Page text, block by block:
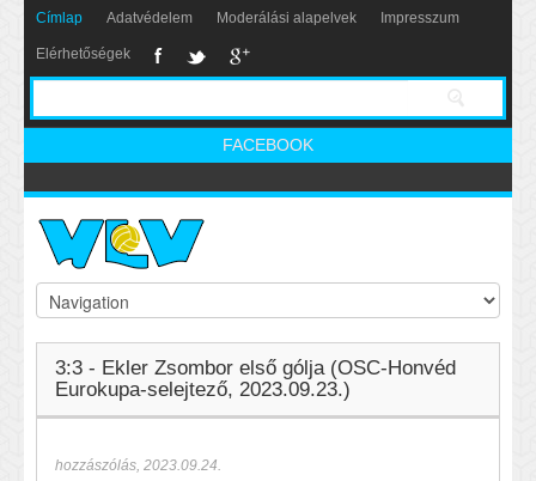
Címlap Adatvédelem Moderálási alapelvek Impresszum
Elérhetőségek
FACEBOOK
3:3 - Ekler Zsombor első gólja (OSC-Honvéd
Eurokupa-selejtező, 2023.09.23.)
hozzászólás, 2023.09.24.